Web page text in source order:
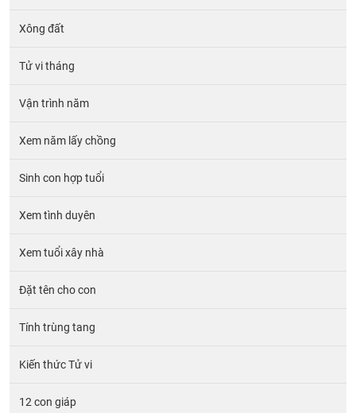
Xông đất
Tử vi tháng
Vận trình năm
Xem năm lấy chồng
Sinh con hợp tuổi
Xem tình duyên
Xem tuổi xây nhà
Đặt tên cho con
Tính trùng tang
Kiến thức Tử vi
12 con giáp